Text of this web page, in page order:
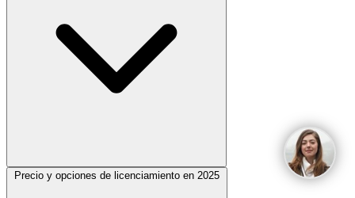
Precio y opciones de licenciamiento en 2025